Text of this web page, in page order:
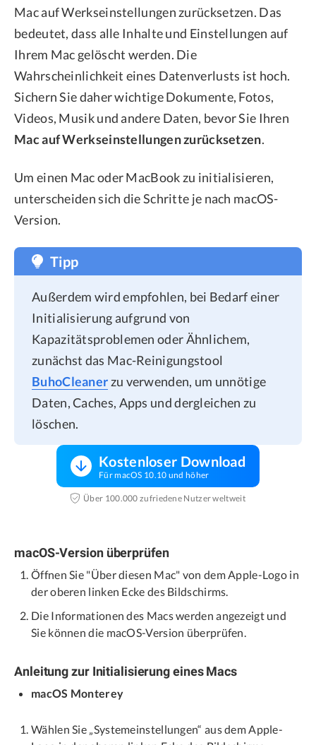
Mac auf Werkseinstellungen zurücksetzen. Das
bedeutet, dass alle Inhalte und Einstellungen auf
Ihrem Mac gelöscht werden. Die
Wahrscheinlichkeit eines Datenverlusts ist hoch.
Sichern Sie daher wichtige Dokumente, Fotos,
Videos, Musik und andere Daten, bevor Sie Ihren
Mac auf Werkseinstellungen zurücksetzen.
Um einen Mac oder MacBook zu initialisieren,
unterscheiden sich die Schritte je nach macOS-
Version.
Tipp
Außerdem wird empfohlen, bei Bedarf einer
Initialisierung aufgrund von
Kapazitätsproblemen oder Ähnlichem,
zunächst das Mac-Reinigungstool
BuhoCleaner zu verwenden, um unnötige
Daten, Caches, Apps und dergleichen zu
löschen.
Kostenloser Download
Für macOS 10.10 und höher
Über 100.000 zufriedene Nutzer weltweit
macOS-Version überprüfen
Öffnen Sie "Über diesen Mac" von dem Apple-Logo in
der oberen linken Ecke des Bildschirms.
Die Informationen des Macs werden angezeigt und
Sie können die macOS-Version überprüfen.
Anleitung zur Initialisierung eines Macs
macOS Monterey
Wählen Sie „Systemeinstellungen“ aus dem Apple-